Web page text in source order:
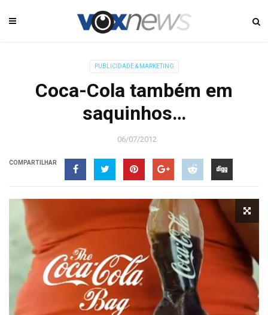
PUBLICIDADE & MARKETING
Coca-Cola também em
saquinhos…
06/07/2012
COMPARTILHAR